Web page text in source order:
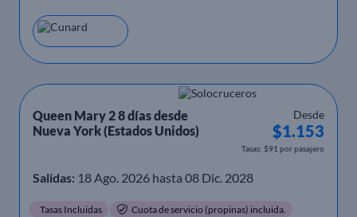
Queen Mary 2 8 días desde
Nueva York (Estados Unidos)
Desde
$1.153
Tasas: $91 por pasajero
Salidas: 18 Ago. 2026 hasta 08 Dic. 2028
Tasas Incluidas Cuota de servicio (propinas) incluida.